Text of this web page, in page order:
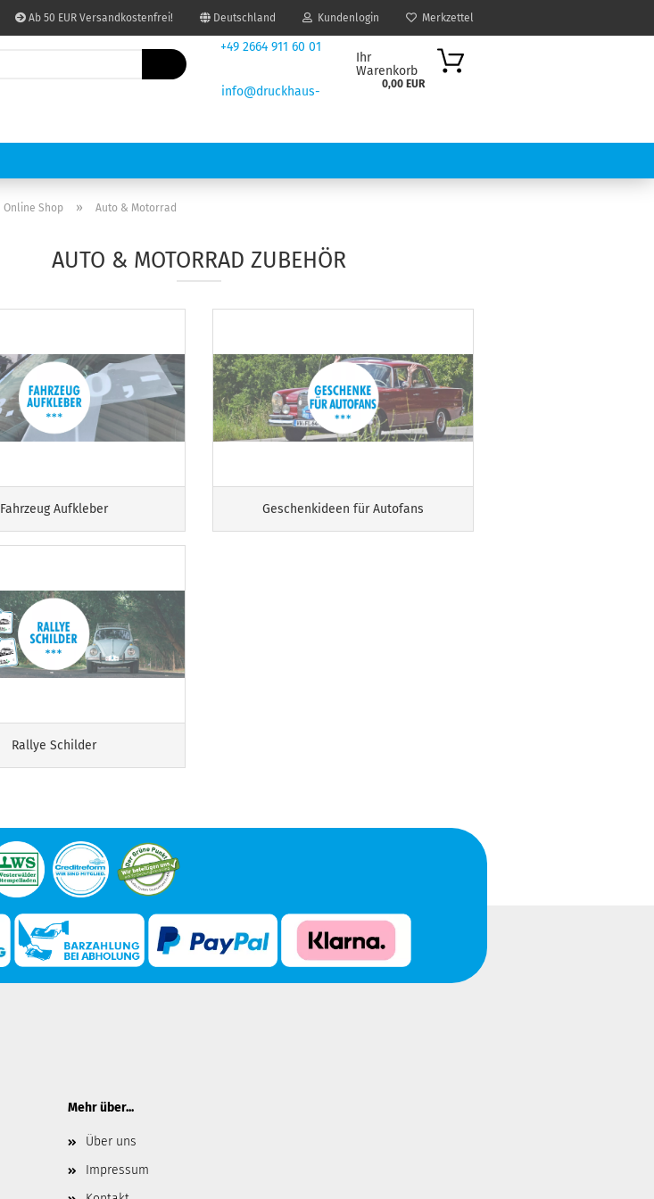
Ab 50 EUR Versandkostenfrei! Deutschland Kundenlogin Merkzettel
Suche...
+49 2664 911 60 01
info@druckhaus-
Ihr
Warenkorb
0,00 EUR
Online Shop » Auto & Motorrad
AUTO & MOTORRAD ZUBEHÖR
Fahrzeug Aufkleber Geschenkideen für Autofans
Rallye Schilder
Mehr über...
Über uns
Impressum